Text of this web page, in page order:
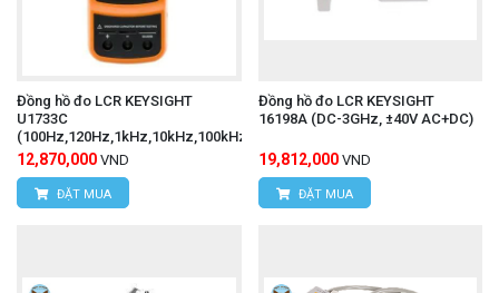
Đồng hồ đo LCR KEYSIGHT
U1733C
(100Hz,120Hz,1kHz,10kHz,100kHz)
12,870,000 VND
ĐẶT MUA
Đồng hồ đo LCR KEYSIGHT
16198A (DC-3GHz, ±40V AC+DC)
19,812,000 VND
ĐẶT MUA